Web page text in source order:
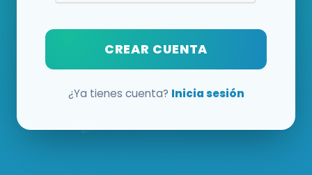
CREAR CUENTA
¿Ya tienes cuenta? Inicia sesión